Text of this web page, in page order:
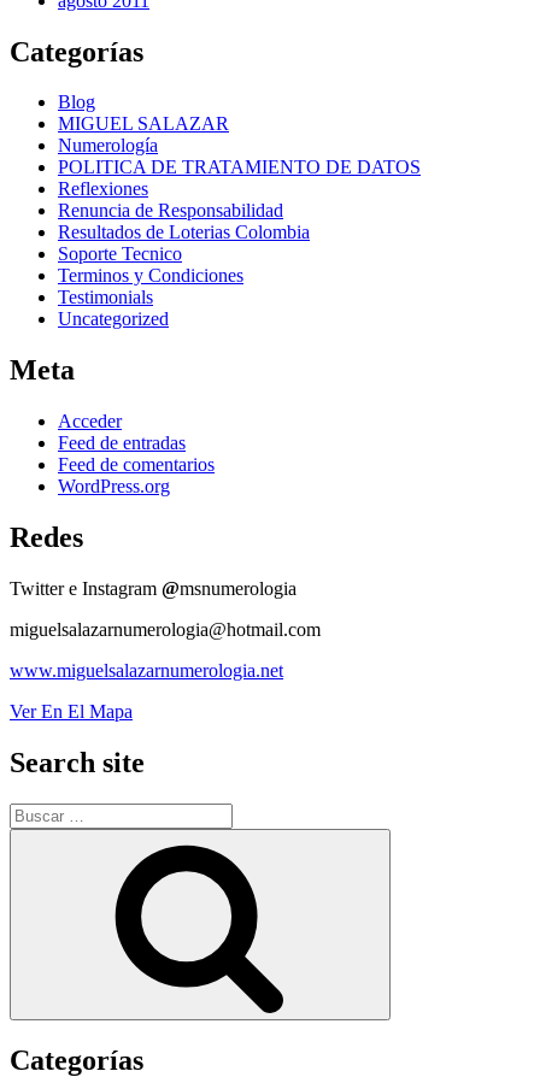
Categorías
Blog
MIGUEL SALAZAR
Numerología
POLITICA DE TRATAMIENTO DE DATOS
Reflexiones
Renuncia de Responsabilidad
Resultados de Loterias Colombia
Soporte Tecnico
Terminos y Condiciones
Testimonials
Uncategorized
Meta
Acceder
Feed de entradas
Feed de comentarios
WordPress.org
Redes
Twitter e Instagram @msnumerologia
miguelsalazarnumerologia@hotmail.com
www.miguelsalazarnumerologia.net
Ver En El Mapa
Search site
Buscar
por:
Categorías